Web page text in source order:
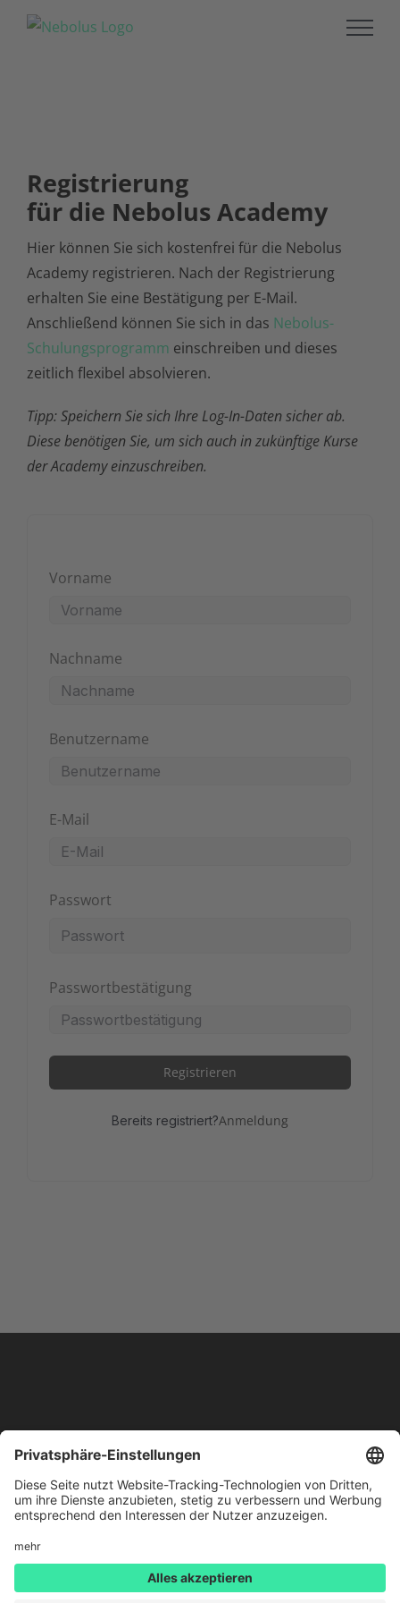
Zum
Registrierung
für die Nebolus Academy
Hier können Sie sich kostenfrei für die Nebolus
Academy registrieren. Nach der Registrierung
erhalten Sie eine Bestätigung per E-Mail.
Anschließend können Sie sich in das Nebolus-
Schulungsprogramm einschreiben und dieses
zeitlich flexibel absolvieren.
Tipp: Speichern Sie sich Ihre Log-In-Daten sicher ab.
Diese benötigen Sie, um sich auch in zukünftige Kurse
der Academy einzuschreiben.
Vorname
Nachname
Benutzername
E-Mail
Passwort
Passwortbestätigung
Registrieren
Bereits registriert?Anmeldung
Nebolus wurde 2019 an der Hochschule Fulda initiiert und wird
gefördert durch:
DATENSCHUTZ IMPRESSUM HELP CENTER